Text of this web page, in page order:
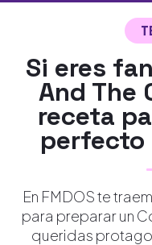
Si eres
And The
receta
perfecto
En FMDOS te
para preparar un
queridas